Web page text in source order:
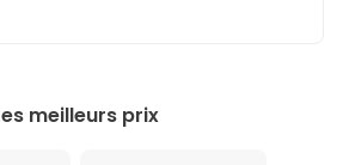
meilleurs prix